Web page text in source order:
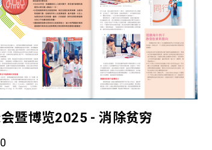
中逐步重建与他人的关係，强化正向价值
业社工与社区支援下，重塑「守法与共融」
。 这次合作标志着社会不同界別携手推动
外」的连结——让每一位愿意改变的人，都能
支持，重启人生新旅程。 特別感谢 署理惩
应凤秀女士 善导会执行委员会主席 潘兆童
学社会科学学院署任院长 方伟晶教授 及所
暨博览2025 - 消除贫穷